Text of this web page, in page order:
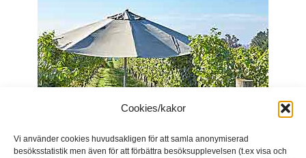
Cookies/kakor
Vi använder cookies huvudsakligen för att samla anonymiserad
besöksstatistik men även för att förbättra besöksupplevelsen (t.ex visa och